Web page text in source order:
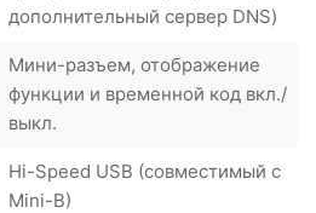
дополнительный сервер DNS)
Мини-разъем, отображение
функции и временной код вкл./
выкл.
Hi-Speed USB (совместимый с
Mini-B)